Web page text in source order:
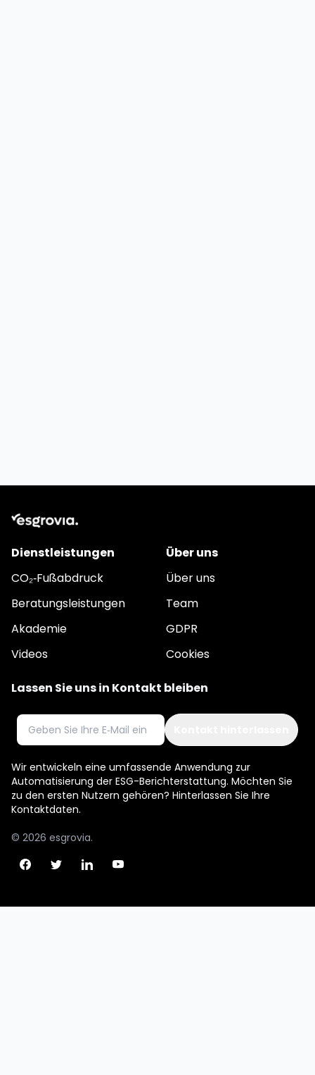
Dienstleistungen
CO₂‑Fußabdruck
Beratungsleistungen
Akademie
Videos
Über uns
Über uns
Team
GDPR
Cookies
Lassen Sie uns in Kontakt bleiben
E‑Mail
Wir entwickeln eine umfassende Anwendung zur
Automatisierung der ESG-Berichterstattung. Möchten Sie
zu den ersten Nutzern gehören? Hinterlassen Sie Ihre
Kontaktdaten.
© 2026 esgrovia.